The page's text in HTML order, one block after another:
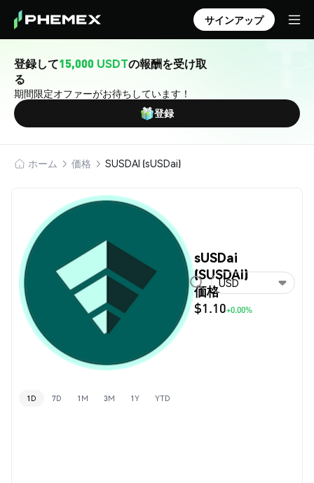
サインアップ
登録して15,000 USDTの報酬を受け取
る
期間限定オファーがお待ちしています！
登録
ホーム 価格 SUSDAI (sUSDai)
sUSDai
(SUSDAI)
価格
$1.10+0.00%
USD
1D 7D 1M 3M 1Y YTD